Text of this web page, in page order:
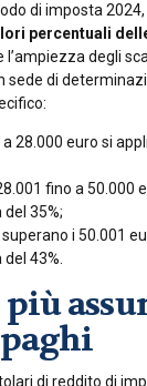
di imposta
percentuali
l’ampiezza degli
sede di
28.000 euro si
fino a 50.000
del 35%;
i 50.001
del 43%.
più
di reddito di